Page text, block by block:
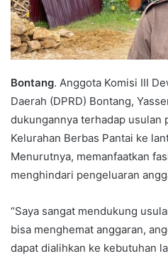
Bontang. Anggota Komisi III
Daerah (DPRD) Bontang,
dukungannya terhadap usulan
Kelurahan Berbas Pantai ke
Menurutnya, memanfaatkan
menghindari pengeluaran
“Saya sangat mendukung
bisa menghemat anggaran,
dapat dialihkan ke kebutuhan